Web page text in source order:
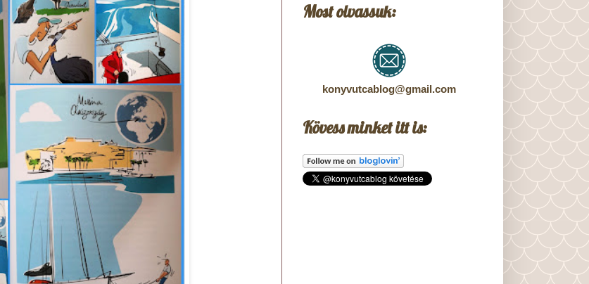
Most olvassuk:
konyvutcablog@gmail.com
Kövess minket itt is: